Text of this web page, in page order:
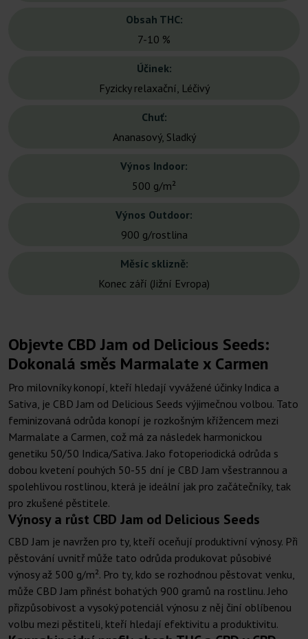
Obsah THC:
7-10 %
Účinek:
Fyzicky relaxační, Léčivý
Chuť:
Ananasový, Sladký
Výnos Indoor:
500 g/m²
Výnos Outdoor:
900 g/rostlina
Měsíc sklizně:
Konec září (Jižní Evropa)
Objevte CBD Jam od Delicious Seeds:
Dokonalá směs Marmalate x Carmen
Pro milovníky konopí, kteří hledají vyvážené účinky Indica a
Sativa, je CBD Jam od Delicious Seeds výjimečnou volbou. Tato
feminizovaná odrůda konopí je rozkošným křížencem mezi
Marmalate a Carmen, což má za následek harmonickou
genetiku 50/50 Indica/Sativa. Jako fotoperiodická odrůda s
dobou kvetení pouhých 50-55 dní je CBD Jam všestrannou a
spolehlivou rostlinou, která je ideální jak pro začátečníky, tak
pro zkušené pěstitele.
Výnosy a růst CBD Jam od Delicious Seeds
CBD Jam je navržen pro ty, kteří oceňují produktivní výnosy. Při
pěstování uvnitř může tato odrůda produkovat působivé
výnosy až 500 g/m². Pro ty, kdo se rozhodnou pěstovat venku,
může CBD Jam přinést bohatých 900 gramů na rostlinu. Jeho
přizpůsobivost a vysoký potenciál výnosu z něj činí oblíbenou
volbu mezi pěstiteli, kteří hledají efektivitu a produktivitu.